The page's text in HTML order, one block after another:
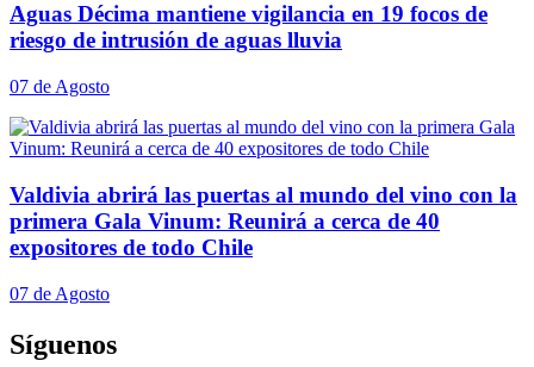
Aguas Décima mantiene vigilancia en 19 focos de
riesgo de intrusión de aguas lluvia
07 de Agosto
Valdivia abrirá las puertas al mundo del vino con la
primera Gala Vinum: Reunirá a cerca de 40
expositores de todo Chile
07 de Agosto
Síguenos